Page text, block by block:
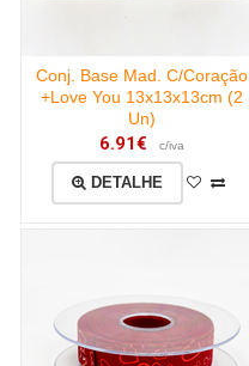
Conj. Base Mad. C/Coração
+Love You 13x13x13cm (2
Un)
6.91€ c/iva
DETALHE